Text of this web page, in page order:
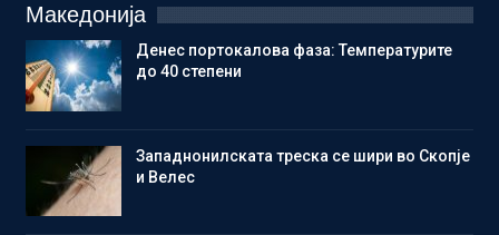
Македонија
Денес портокалова фаза: Температурите
до 40 степени
Западнонилската треска се шири во Скопје
и Велес